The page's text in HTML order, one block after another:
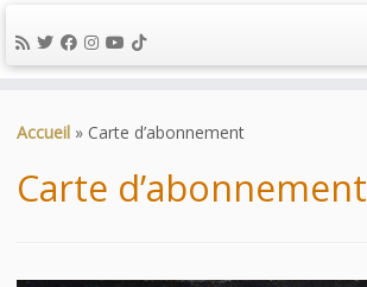
auAccueil » Carte d’abonnement
Carte d’abonnement